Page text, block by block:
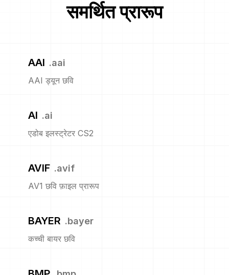
समर्थित प्रारूप
AAI .aai
AAI ड्यून छवि
AI .ai
एडोब इलस्ट्रेटर CS2
AVIF .avif
AV1 छवि फ़ाइल प्रारूप
BAYER .bayer
कच्ची बायर छवि